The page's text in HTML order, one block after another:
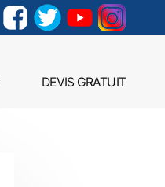
DEVIS GRATUIT